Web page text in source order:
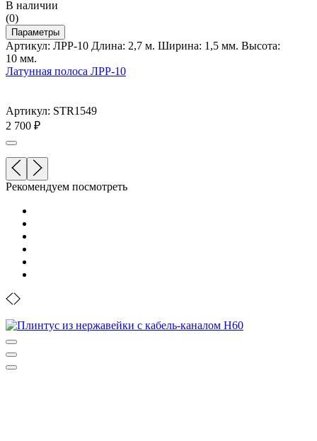
В наличии
(0)
Параметры
Артикул: ЛРР-10 Длина: 2,7 м. Ширина: 1,5 мм. Высота:
10 мм.
Латунная полоса ЛРР-10
Артикул: STR1549
2 700 ₽
Рекомендуем посмотреть